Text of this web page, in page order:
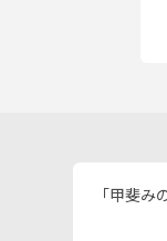
「甲斐